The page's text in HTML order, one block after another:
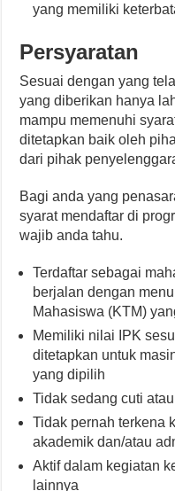
yang memiliki
Persyaratan
Sesuai dengan yang
yang diberikan hanya
mampu memenuhi
ditetapkan baik oleh
dari pihak
Bagi anda yang
syarat mendaftar di
wajib anda tahu.
Terdaftar sebagai
berjalan dengan
Mahasiswa (KTM)
Memiliki nilai IPK
ditetapkan untuk
yang dipilih
Tidak sedang cuti
Tidak pernah terkena
akademik dan/atau
Aktif dalam kegiatan
lainnya